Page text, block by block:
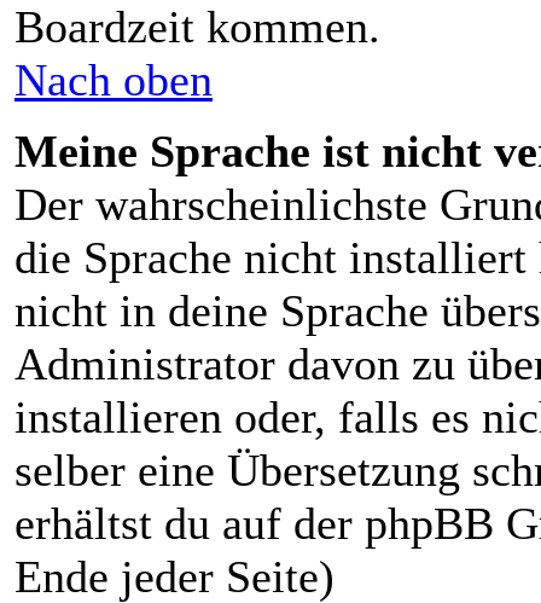
Boardzeit kommen.
Nach oben
Meine Sprache ist nicht
Der wahrscheinlichste
die Sprache nicht installiert
nicht in deine Sprache
Administrator davon zu
installieren oder, falls es
selber eine Übersetzung
erhältst du auf der phpBB
Ende jeder Seite)